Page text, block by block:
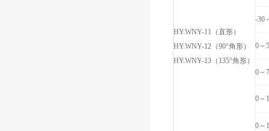
HY.WNY-11（直形）
HY.WNY-12（90°角形）
HY.WNY-13（135°角形）
-30
0～
0～
0～
0～